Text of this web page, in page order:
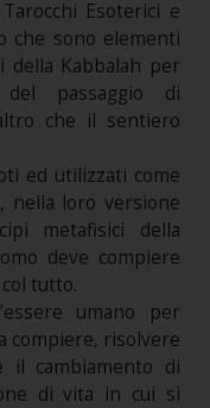
Esoterici e
che sono elementi
della Kabbalah per
del passaggio di
che il sentiero
ed utilizzati come
nella loro versione
metafisici della
deve compiere
tutto.
umano per
compiere, risolvere
il cambiamento di
di vita in cui si